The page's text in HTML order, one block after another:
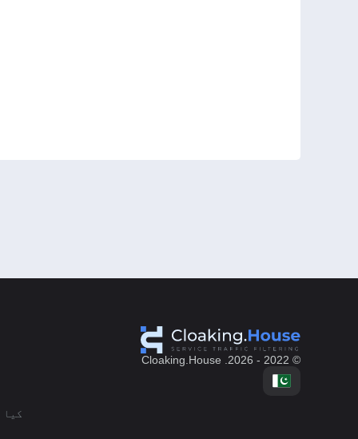
© 2022 - 2026. Cloaking.House
کیا